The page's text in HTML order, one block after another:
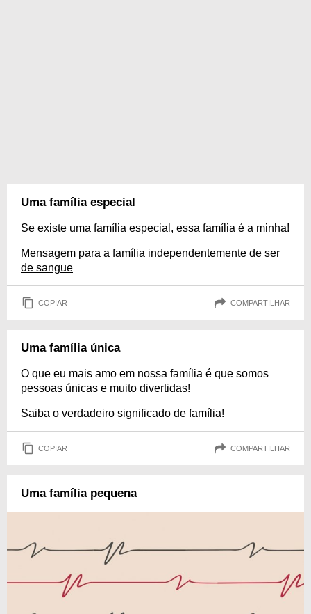
Uma família especial
Se existe uma família especial, essa família é a minha!
Mensagem para a família independentemente de ser
de sangue
COPIAR COMPARTILHAR
Uma família única
O que eu mais amo em nossa família é que somos
pessoas únicas e muito divertidas!
Saiba o verdadeiro significado de família!
COPIAR COMPARTILHAR
Uma família pequena